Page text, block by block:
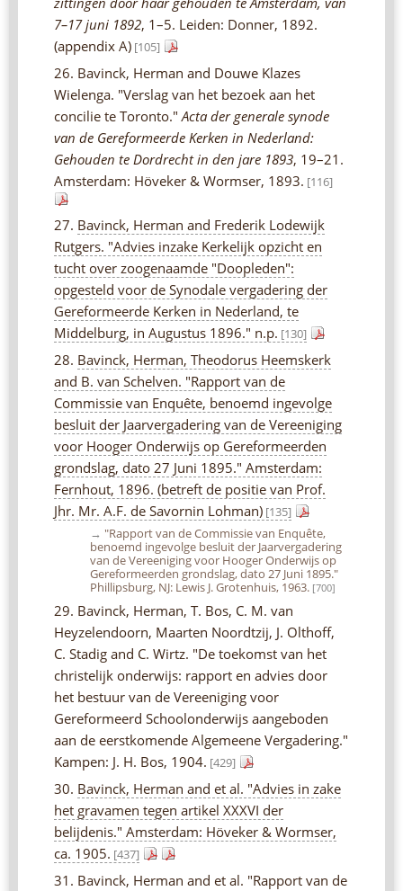
7–17 juni 1892, 1–5. Leiden: Donner, 1892.
(appendix A) [105]
26. Bavinck, Herman and Douwe Klazes
Wielenga. "Verslag van het bezoek aan het
concilie te Toronto." Acta der generale synode
van de Gereformeerde Kerken in Nederland:
Gehouden te Dordrecht in den jare 1893, 19–21.
Amsterdam: Höveker & Wormser, 1893. [116]
27. Bavinck, Herman and Frederik Lodewijk
Rutgers. "Advies inzake Kerkelijk opzicht en
tucht over zoogenaamde "Doopleden":
opgesteld voor de Synodale vergadering der
Gereformeerde Kerken in Nederland, te
Middelburg, in Augustus 1896." n.p. [130]
28. Bavinck, Herman, Theodorus Heemskerk
and B. van Schelven. "Rapport van de
Commissie van Enquête, benoemd ingevolge
besluit der Jaarvergadering van de Vereeniging
voor Hooger Onderwijs op Gereformeerden
grondslag, dato 27 Juni 1895." Amsterdam:
Fernhout, 1896. (betreft de positie van Prof.
Jhr. Mr. A.F. de Savornin Lohman) [135]
→ "Rapport van de Commissie van Enquête,
benoemd ingevolge besluit der Jaarvergadering
van de Vereeniging voor Hooger Onderwijs op
Gereformeerden grondslag, dato 27 Juni 1895."
Phillipsburg, NJ: Lewis J. Grotenhuis, 1963. [700]
29. Bavinck, Herman, T. Bos, C. M. van
Heyzelendoorn, Maarten Noordtzij, J. Olthoff,
C. Stadig and C. Wirtz. "De toekomst van het
christelijk onderwijs: rapport en advies door
het bestuur van de Vereeniging voor
Gereformeerd Schoolonderwijs aangeboden
aan de eerstkomende Algemeene Vergadering."
Kampen: J. H. Bos, 1904. [429]
30. Bavinck, Herman and et al. "Advies in zake
het gravamen tegen artikel XXXVI der
belijdenis." Amsterdam: Höveker & Wormser,
ca. 1905. [437]
31. Bavinck, Herman and et al. "Rapport van de